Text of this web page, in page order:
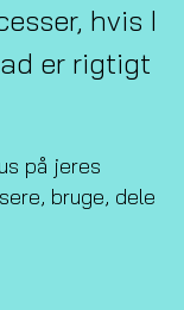
hvis I
er rigtigt
på jeres
bruge, dele